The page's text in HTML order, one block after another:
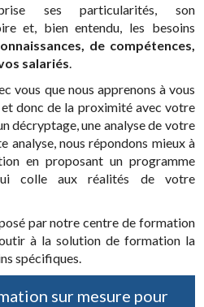
ses particularités, son
et, bien entendu, les besoins
de compétences,
salariés
vous que nous apprenons à vous
donc de la proximité avec votre
décryptage, une analyse de votre
analyse, nous répondons mieux à
en proposant un programme
colle aux réalités de votre
par notre centre de formation
à la solution de formation la
spécifiques.
sur mesure pour